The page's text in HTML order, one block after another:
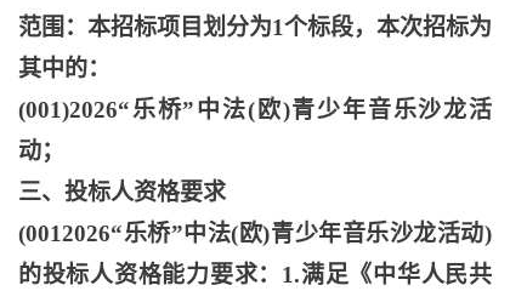
范围：本招标项目划分为1个标段，本次招标为
其中的：
(001)2026“乐桥”中法(欧)青少年音乐沙龙活
动；
三、投标人资格要求
(0012026“乐桥”中法(欧)青少年音乐沙龙活动)
的投标人资格能力要求：1.满足《中华人民共